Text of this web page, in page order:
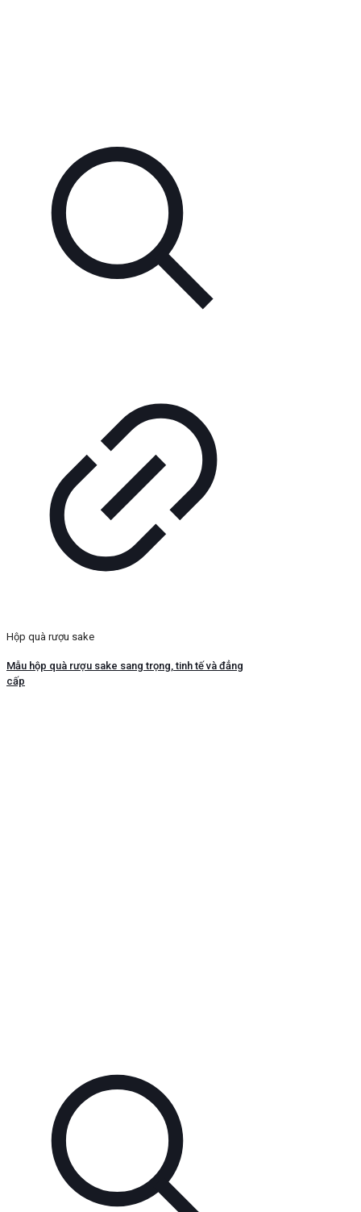
Hộp quà rượu sake
Mẫu hộp quà rượu sake sang trọng, tinh tế và đẳng
cấp